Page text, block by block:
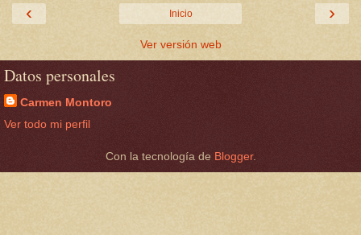
‹ ›
Inicio
Ver versión web
Datos personales
Carmen Montoro
Ver todo mi perfil
Con la tecnología de Blogger.